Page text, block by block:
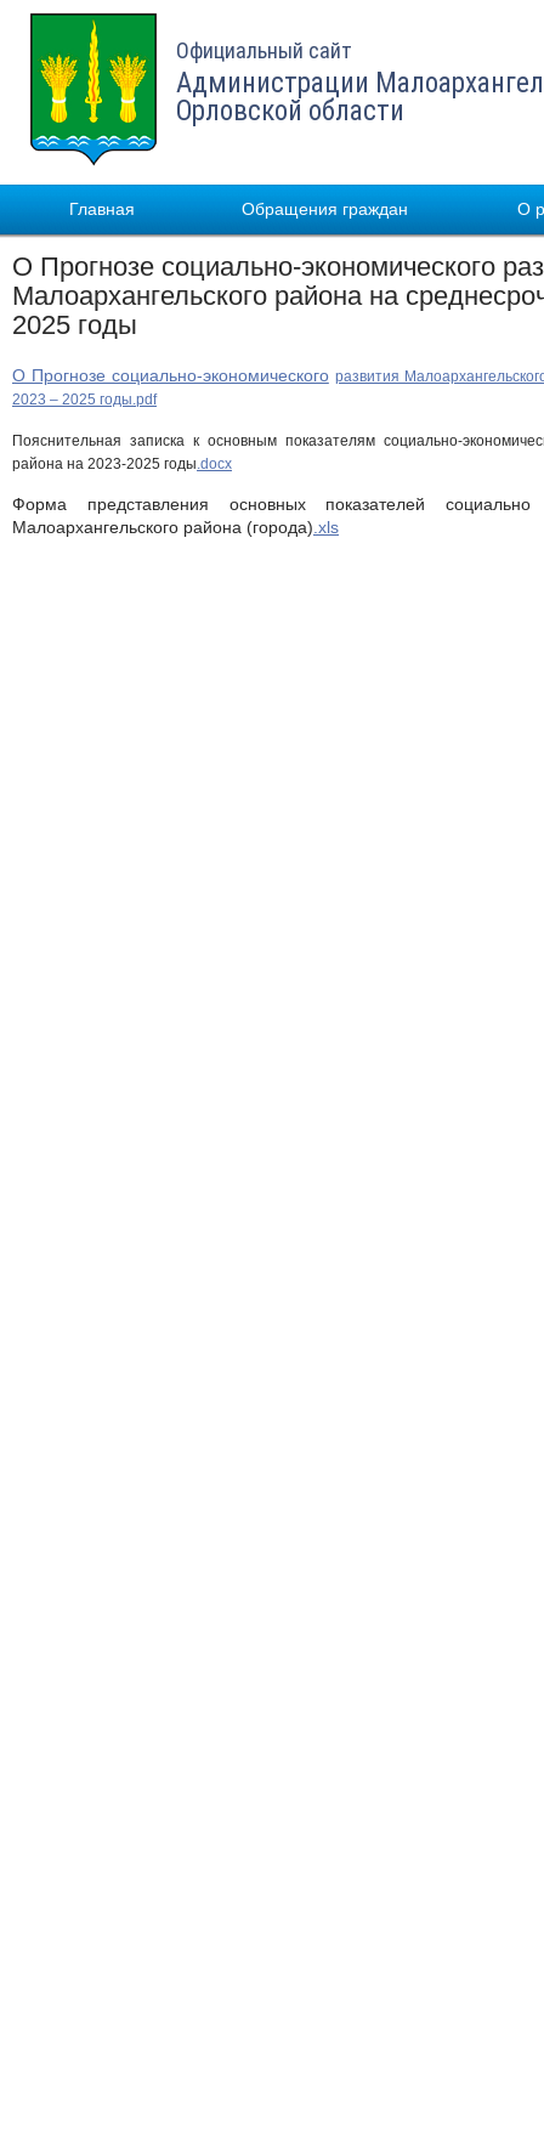
Официальный сайт
Администрации
Орловской области
Главная Обращения граждан О
О Прогнозе социально-экономического
Малоархангельского района на
2025 годы
О Прогнозе социально-экономического развития
2023 – 2025 годы.pdf
Пояснительная записка к основным показателям социально-
района на 2023-2025 годы.docx
Форма представления основных показателей социально
Малоархангельского района (города) .xls